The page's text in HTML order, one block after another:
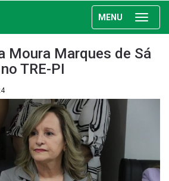
MENU
Moura Marques de Sá
TRE-PI